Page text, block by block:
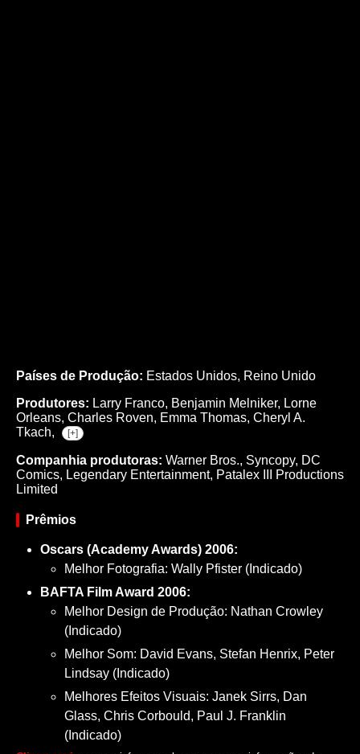
Países de Produção: Estados Unidos, Reino Unido
Produtores: Larry Franco, Benjamin Melniker, Lorne
Orleans, Charles Roven, Emma Thomas, Cheryl A.
Tkach,
[+]
Companhia produtoras: Warner Bros., Syncopy, DC
Comics, Legendary Entertainment, Patalex III Productions
Limited
Prêmios
Oscars (Academy Awards) 2006:
Melhor Fotografia: Wally Pfister (Indicado)
BAFTA Film Award 2006:
Melhor Design de Produção: Nathan Crowley
(Indicado)
Melhor Som: David Evans, Stefan Henrix, Peter
Lindsay (Indicado)
Melhores Efeitos Visuais: Janek Sirrs, Dan
Glass, Chris Corbould, Paul J. Franklin
(Indicado)